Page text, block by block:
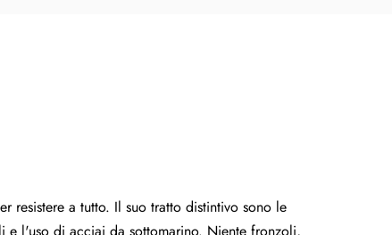
resistere a tutto. Il suo tratto distintivo sono le
e l'uso di acciai da sottomarino. Niente fronzoli,